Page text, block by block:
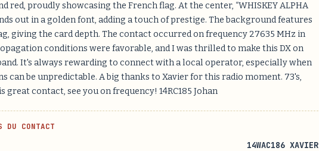
red, proudly showcasing the French flag. At the center, “WHISKEY ALPHA
out in a golden font, adding a touch of prestige. The background features
giving the card depth. The contact occurred on frequency 27635 MHz in
conditions were favorable, and I was thrilled to make this DX on
It's always rewarding to connect with a local operator, especially when
can be unpredictable. A big thanks to Xavier for this radio moment. 73's,
great contact, see you on frequency! 14RC185 Johan
DU CONTACT
14WAC186 XAVIER